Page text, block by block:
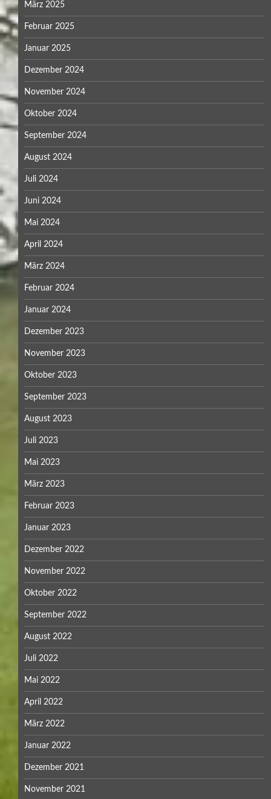
März 2025
Februar 2025
Januar 2025
Dezember 2024
November 2024
Oktober 2024
September 2024
August 2024
Juli 2024
Juni 2024
Mai 2024
April 2024
März 2024
Februar 2024
Januar 2024
Dezember 2023
November 2023
Oktober 2023
September 2023
August 2023
Juli 2023
Mai 2023
März 2023
Februar 2023
Januar 2023
Dezember 2022
November 2022
Oktober 2022
September 2022
August 2022
Juli 2022
Mai 2022
April 2022
März 2022
Januar 2022
Dezember 2021
November 2021